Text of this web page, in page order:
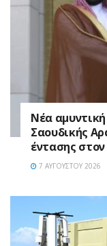
Νέα
Σαουδικής
έντασης
7 ΑΥΓΟΎΣΤΟΥ 2026